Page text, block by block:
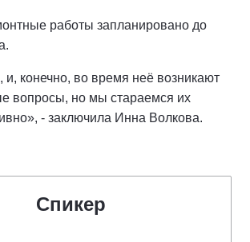
работы запланировано до
и, конечно, во время неё возникают
вопросы, но мы стараемся их
- заключила Инна Волкова.
Спикер